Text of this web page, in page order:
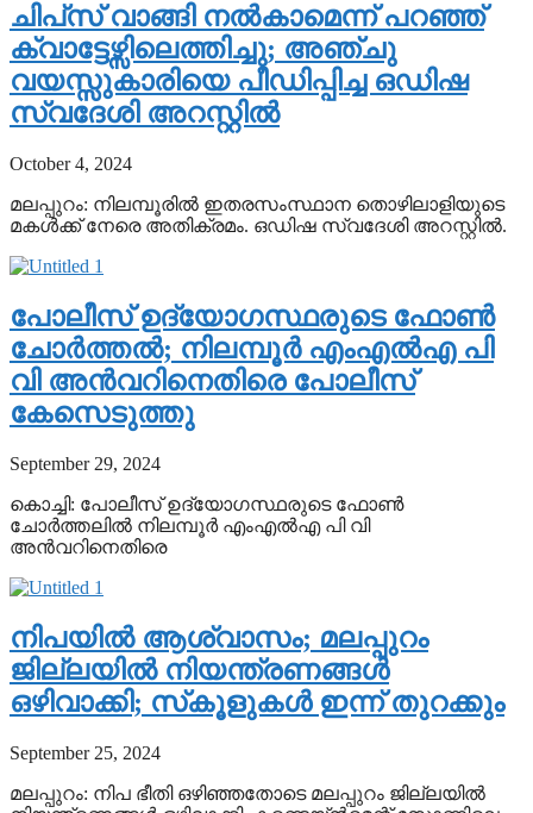
ചിപ്‌സ് വാങ്ങി നല്‍കാമെന്ന് പറഞ്ഞ്
ക്വാട്ടേഴ്സിലെത്തിച്ചു; അഞ്ചു
വയസ്സുകാരിയെ പീഡിപ്പിച്ച ഒഡിഷ
സ്വദേശി അറസ്റ്റില്‍
October 4, 2024
മലപ്പുറം: നിലമ്പൂരില്‍ ഇതരസംസ്ഥാന തൊഴിലാളിയുടെ
മകള്‍ക്ക് നേരെ അതിക്രമം. ഒഡിഷ സ്വദേശി അറസ്റ്റില്‍.
പോലീസ് ഉദ്യോഗസ്ഥരുടെ ഫോണ്‍
ചോര്‍ത്തല്‍; നിലമ്പൂര്‍ എംഎല്‍എ പി
വി അന്‍വറിനെതിരെ പോലീസ്
കേസെടുത്തു
September 29, 2024
കൊച്ചി: പോലീസ് ഉദ്യോഗസ്ഥരുടെ ഫോണ്‍
ചോര്‍ത്തലില്‍ നിലമ്പൂര്‍ എംഎല്‍എ പി വി
അന്‍വറിനെതിരെ
നിപയില്‍ ആശ്വാസം; മലപ്പുറം
ജില്ലയില്‍ നിയന്ത്രണങ്ങള്‍
ഒഴിവാക്കി; സ്‌കൂളുകള്‍ ഇന്ന് തുറക്കും
September 25, 2024
മലപ്പുറം: നിപ ഭീതി ഒഴിഞ്ഞതോടെ മലപ്പുറം ജില്ലയില്‍